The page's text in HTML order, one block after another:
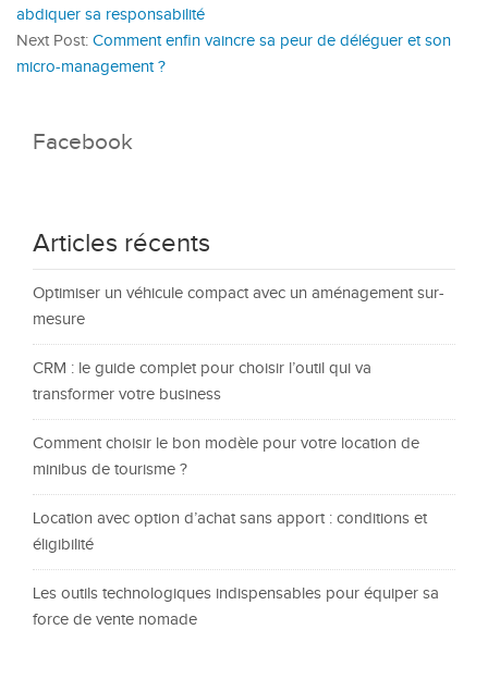
abdiquer sa responsabilité
Next Post: Comment enfin vaincre sa peur de déléguer et son
micro-management ?
Facebook
Articles récents
Optimiser un véhicule compact avec un aménagement sur-
mesure
CRM : le guide complet pour choisir l’outil qui va
transformer votre business
Comment choisir le bon modèle pour votre location de
minibus de tourisme ?
Location avec option d’achat sans apport : conditions et
éligibilité
Les outils technologiques indispensables pour équiper sa
force de vente nomade